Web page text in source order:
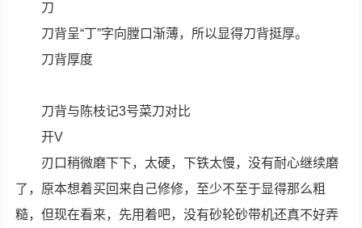
刀
刀背呈“丁”字向膛口渐薄，所以显得刀背挺厚。
刀背厚度
刀背与陈枝记3号菜刀对比
开V
刃口稍微磨下下，太硬，下铁太慢，没有耐心继续磨
了，原本想着买回来自己修修，至少不至于显得那么粗
糙，但现在看来，先用着吧，没有砂轮砂带机还真不好弄